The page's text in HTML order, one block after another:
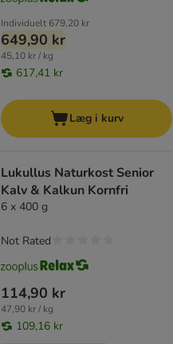
Individuelt 679,20 kr
649,90 kr
45,10 kr / kg
617,41 kr
Læg i kurv
Lukullus Naturkost Senior
Kalv & Kalkun Kornfri
6 x 400 g
114,90 kr
47,90 kr / kg
109,16 kr
Not Rated